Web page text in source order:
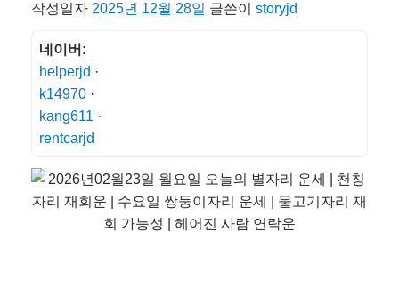
작성일자 2025년 12월 28일 글쓴이 storyjd
네이버:
helperjd ·
k14970 ·
kang611 ·
rentcarjd